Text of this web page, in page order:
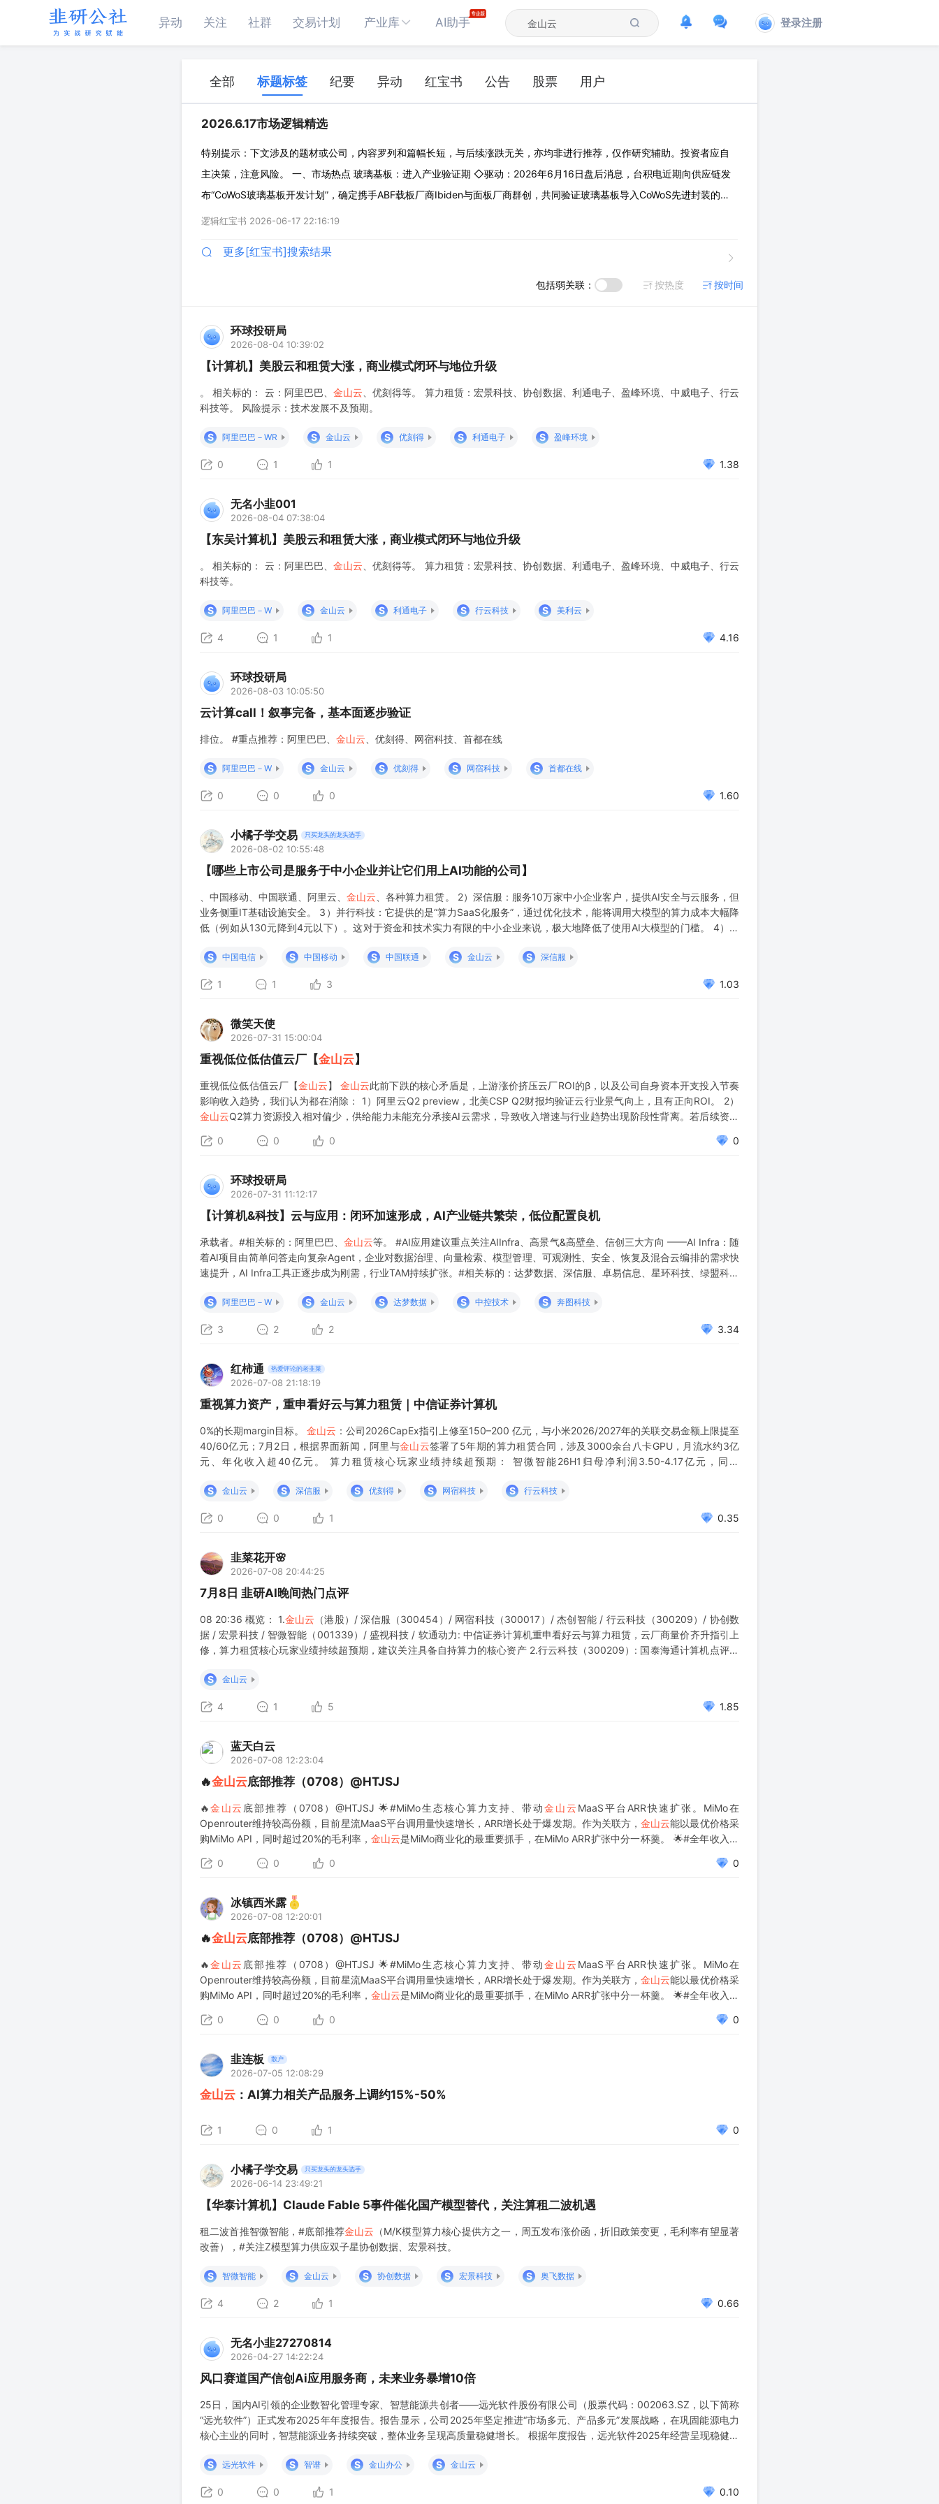
异动 关注 社群 交易计划 产业库 AI助手 登录注册
全部 标题标签 纪要 异动 红宝书 公告 股票 用户
2026.6.17市场逻辑精选
特别提示：下文涉及的题材或公司，内容罗列和篇幅长短，与后续涨跌无关，亦均非进行推荐，仅作研究辅助。投资者应自
主决策，注意风险。 一、市场热点 玻璃基板：进入产业验证期 ◇驱动：2026年6月16日盘后消息，台积电近期向供应链发
布“CoWoS玻璃基板开发计划”，确定携手ABF载板厂商Ibiden与面板厂商群创，共同验证玻璃基板导入CoWoS先进封装的可
行性，这是台积电首次公开玻璃基板技术应用进程，意味着玻璃基板正式跨入产业化验证阶段。 ◇产业进展：据网络调研：
逻辑红宝书 2026-06-17 22:16:19
更多[红宝书]搜索结果
包括弱关联： 按热度 按时间
环球投研局
2026-08-04 10:39:02
【计算机】美股云和租赁大涨，商业模式闭环与地位升级
。 相关标的： 云：阿里巴巴、 金山云 、优刻得等。 算力租赁：宏景科技、协创数据、利通电子、盈峰环境、中威电子、行云
科技等。 风险提示：技术发展不及预期。
S 阿里巴巴－WR S 金山云 S 优刻得 S 利通电子 S 盈峰环境
0 1 1 1.38
无名小韭001
2026-08-04 07:38:04
【东吴计算机】美股云和租赁大涨，商业模式闭环与地位升级
。 相关标的： 云：阿里巴巴、 金山云 、优刻得等。 算力租赁：宏景科技、协创数据、利通电子、盈峰环境、中威电子、行云
科技等。
S 阿里巴巴－W S 金山云 S 利通电子 S 行云科技 S 美利云
4 1 1 4.16
环球投研局
2026-08-03 10:05:50
云计算call！叙事完备，基本面逐步验证
排位。 #重点推荐：阿里巴巴、 金山云 、优刻得、网宿科技、首都在线
S 阿里巴巴－W S 金山云 S 优刻得 S 网宿科技 S 首都在线
0 0 0 1.60
小橘子学交易 只买龙头的龙头选手
2026-08-02 10:55:48
【哪些上市公司是服务于中小企业并让它们用上AI功能的公司】
、中国移动、中国联通、阿里云、 金山云 、各种算力租赁。 2）深信服：服务10万家中小企业客户，提供AI安全与云服务，但
业务侧重IT基础设施安全。 3）并行科技：它提供的是“算力SaaS化服务”，通过优化技术，能将调用大模型的算力成本大幅降
低（例如从130元降到4元以下）。这对于资金和技术实力有限的中小企业来说，极大地降低了使用AI大模型的门槛。 4）创
S
中国电信 S 中国移动 S 中国联通 S 金山云 S 深信服
1 1 3 1.03
微笑天使
2026-07-31 15:00:04
重视低位低估值云厂【金山云】
重视低位低估值云厂【金山云】 金山云此前下跌的核心矛盾是，上游涨价挤压云厂ROI的β，以及公司自身资本开支投入节奏
影响收入趋势，我们认为都在消除： 1）阿里云Q2 preview，北美CSP Q2财报均验证云行业景气向上，且有正向ROI。 2）
金山云Q2算力资源投入相对偏少，供给能力未能充分承接AI云需求，导致收入增速与行业趋势出现阶段性背离。若后续资本
0 0 0 0
环球投研局
2026-07-31 11:12:17
【计算机&科技】云与应用：闭环加速形成，AI产业链共繁荣，低位配置良机
承载者。#相关标的：阿里巴巴、 金山云等。 #AI应用建议重点关注AIInfra、高景气&高壁垒、信创三大方向 ——AI Infra：随
着AI项目由简单问答走向复杂Agent，企业对数据治理、向量检索、模型管理、可观测性、安全、恢复及混合云编排的需求快
速提升，AI Infra工具正逐步成为刚需，行业TAM持续扩张。#相关标的：达梦数据、深信服、卓易信息、星环科技、绿盟科技
S
阿里巴巴－W S 金山云 S 达梦数据 S 中控技术 S 奔图科技
3 2 2 3.34
红柿通 热爱评论的老韭菜
2026-07-08 21:18:19
重视算力资产，重申看好云与算力租赁｜中信证券计算机
0%的长期margin目标。 金山云 ：公司2026CapEx指引上修至150–200 亿元，与小米2026/2027年的关联交易金额上限提至
40/60亿元；7月2日，根据界面新闻，阿里与金山云签署了5年期的算力租赁合同，涉及3000余台八卡GPU，月流水约3亿
元、年化收入超40亿元。 算力租赁核心玩家业绩持续超预期： 智微智能26H1归母净利润3.50-4.17亿元，同比
S
金山云 S 深信服 S 优刻得 S 网宿科技 S 行云科技
0 0 1 0.35
韭菜花开🌸
2026-07-08 20:44:25
7月8日 韭研AI晚间热门点评
08 20:36 概览： 1.金山云 （港股）/ 深信服（300454）/ 网宿科技（300017）/ 杰创智能 / 行云科技（300209）/ 协创数
据 / 宏景科技 / 智微智能（001339）/ 盛视科技 / 软通动力: 中信证券计算机重申看好云与算力租赁，云厂商量价齐升指引上
修，算力租赁核心玩家业绩持续超预期，建议关注具备自持算力的核心资产 2.行云科技（300209）: 国泰海通计算机点评行
S
金山云
4 1 5 1.85
蓝天白云
2026-07-08 12:23:04
🔥金山云底部推荐（0708）@HTJSJ
🔥金山云 底部推荐（0708）@HTJSJ 🌟#MiMo生态核心算力支持、带动金山云 MaaS平台ARR快速扩张。MiMo在
Openrouter维持较高份额，目前星流MaaS平台调用量快速增长，ARR增长处于爆发期。作为关联方， 金山云能以最优价格采
购MiMo API，同时超过20%的毛利率， 金山云是MiMo商业化的最重要抓手，在MiMo ARR扩张中分一杯羹。 🌟#全年收入有
0 0 0 0
冰镇西米露
2026-07-08 12:20:01
🔥金山云底部推荐（0708）@HTJSJ
🔥金山云 底部推荐（0708）@HTJSJ 🌟#MiMo生态核心算力支持、带动金山云 MaaS平台ARR快速扩张。MiMo在
Openrouter维持较高份额，目前星流MaaS平台调用量快速增长，ARR增长处于爆发期。作为关联方， 金山云能以最优价格采
购MiMo API，同时超过20%的毛利率， 金山云是MiMo商业化的最重要抓手，在MiMo ARR扩张中分一杯羹。 🌟#全年收入有
0 0 0 0
韭连板 散户
2026-07-05 12:08:29
金山云 ：AI算力相关产品服务上调约15%-50%
1 0 1 0
小橘子学交易 只买龙头的龙头选手
2026-06-14 23:49:21
【华泰计算机】Claude Fable 5事件催化国产模型替代，关注算租二波机遇
租二波首推智微智能，#底部推荐金山云 （M/K模型算力核心提供方之一，周五发布涨价函，折旧政策变更，毛利率有望显著
改善），#关注Z模型算力供应双子星协创数据、宏景科技。
S 智微智能 S 金山云 S 协创数据 S 宏景科技 S 奥飞数据
4 2 1 0.66
无名小韭27270814
2026-04-27 14:22:24
风口赛道国产信创Ai应用服务商，未来业务暴增10倍
25日，国内AI引领的企业数智化管理专家、智慧能源共创者——远光软件股份有限公司（股票代码：002063.SZ，以下简称
“远光软件”）正式发布2025年年度报告。报告显示，公司2025年坚定推进“市场多元、产品多元”发展战略，在巩固能源电力
核心主业的同时，智慧能源业务持续突破，整体业务呈现高质量稳健增长。 根据年度报告，远光软件2025年经营呈现稳健增
3.00亿元，同比增长2.4
S 远光软件 S 智谱 S 金山办公 S 金山云
0 0 1 0.10